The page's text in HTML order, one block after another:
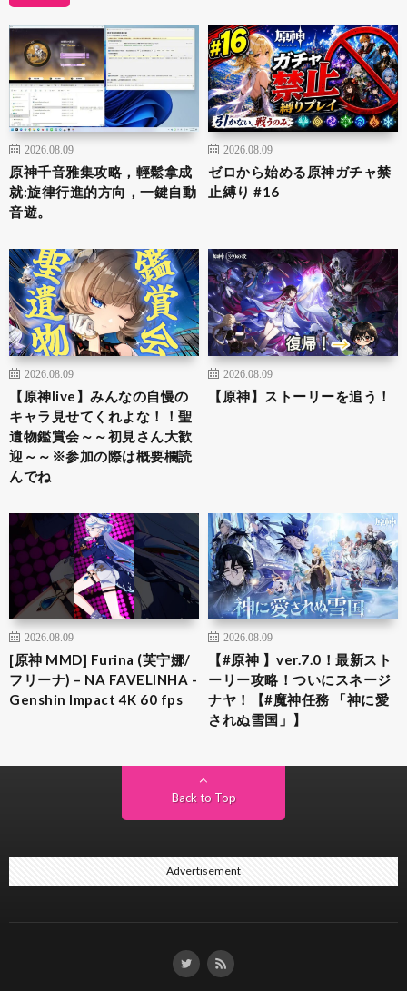
2026.08.09
原神千音雅集攻略，輕鬆拿成
就:旋律行進的方向，一鍵自動
音遊。
2026.08.09
ゼロから始める原神ガチャ禁
止縛り #16
2026.08.09
【原神live】みんなの自慢の
キャラ見せてくれよな！！聖
遺物鑑賞会～～初見さん大歓
迎～～※参加の際は概要欄読
んでね
2026.08.09
【原神】ストーリーを追う！
2026.08.09
[原神 MMD] Furina (芙宁娜/
フリーナ) – NA FAVELINHA -
Genshin Impact 4K 60 fps
2026.08.09
【#原神 】ver.7.0！最新スト
ーリー攻略！ついにスネージ
ナヤ！【#魔神任務 「神に愛
されぬ雪国」】
Back to Top
Advertisement